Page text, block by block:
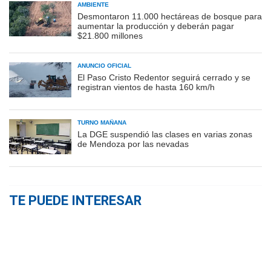
AMBIENTE
Desmontaron 11.000 hectáreas de bosque para
aumentar la producción y deberán pagar
$21.800 millones
ANUNCIO OFICIAL
El Paso Cristo Redentor seguirá cerrado y se
registran vientos de hasta 160 km/h
TURNO MAÑANA
La DGE suspendió las clases en varias zonas
de Mendoza por las nevadas
TE PUEDE INTERESAR